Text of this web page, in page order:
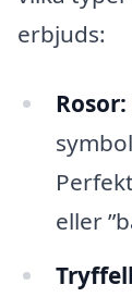
erbjuds:
Rosor:
eller